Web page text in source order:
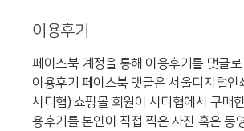
이용후기
페이스북 계정을 통해 이용후기를 댓글
이용후기 페이스북 댓글은 서울디지털인
서디협) 쇼핑몰 회원이 서디협에서 구매
용후기를 본인이 직접 찍은 사진 혹은 동